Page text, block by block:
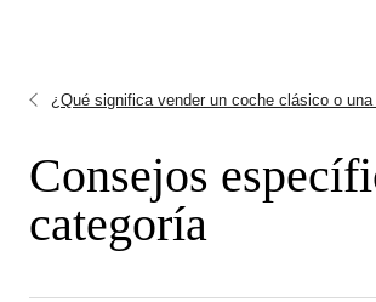
¿Qué significa vender un coche clásico o
Consejos
categoría